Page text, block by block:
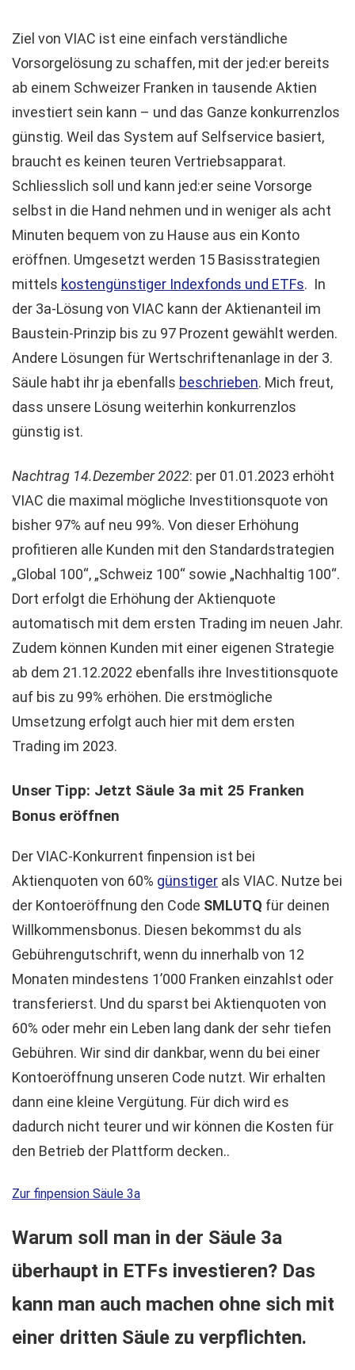
Ziel von VIAC ist eine einfach verständliche
Vorsorgelösung zu schaffen, mit der jed:er bereits
ab einem Schweizer Franken in tausende Aktien
investiert sein kann – und das Ganze konkurrenzlos
günstig. Weil das System auf Selfservice basiert,
braucht es keinen teuren Vertriebsapparat.
Schliesslich soll und kann jed:er seine Vorsorge
selbst in die Hand nehmen und in weniger als acht
Minuten bequem von zu Hause aus ein Konto
eröffnen. Umgesetzt werden 15 Basisstrategien
mittels kostengünstiger Indexfonds und ETFs. In
der 3a-Lösung von VIAC kann der Aktienanteil im
Baustein-Prinzip bis zu 97 Prozent gewählt werden.
Andere Lösungen für Wertschriftenanlage in der 3.
Säule habt ihr ja ebenfalls beschrieben. Mich freut,
dass unsere Lösung weiterhin konkurrenzlos
günstig ist.
Nachtrag 14.Dezember 2022: per 01.01.2023 erhöht
VIAC die maximal mögliche Investitionsquote von
bisher 97% auf neu 99%. Von dieser Erhöhung
profitieren alle Kunden mit den Standardstrategien
„Global 100“, „Schweiz 100“ sowie „Nachhaltig 100“.
Dort erfolgt die Erhöhung der Aktienquote
automatisch mit dem ersten Trading im neuen Jahr.
Zudem können Kunden mit einer eigenen Strategie
ab dem 21.12.2022 ebenfalls ihre Investitionsquote
auf bis zu 99% erhöhen. Die erstmögliche
Umsetzung erfolgt auch hier mit dem ersten
Trading im 2023.
Unser Tipp: Jetzt Säule 3a mit 25 Franken
Bonus eröffnen
Der VIAC-Konkurrent finpension ist bei
Aktienquoten von 60% günstiger als VIAC. Nutze bei
der Kontoeröffnung den Code SMLUTQ für deinen
Willkommensbonus. Diesen bekommst du als
Gebührengutschrift, wenn du innerhalb von 12
Monaten mindestens 1’000 Franken einzahlst oder
transferierst. Und du sparst bei Aktienquoten von
60% oder mehr ein Leben lang dank der sehr tiefen
Gebühren. Wir sind dir dankbar, wenn du bei einer
Kontoeröffnung unseren Code nutzt. Wir erhalten
dann eine kleine Vergütung. Für dich wird es
dadurch nicht teurer und wir können die Kosten für
den Betrieb der Plattform decken..
Zur finpension Säule 3a
Warum soll man in der Säule 3a
überhaupt in ETFs investieren? Das
kann man auch machen ohne sich mit
einer dritten Säule zu verpflichten.